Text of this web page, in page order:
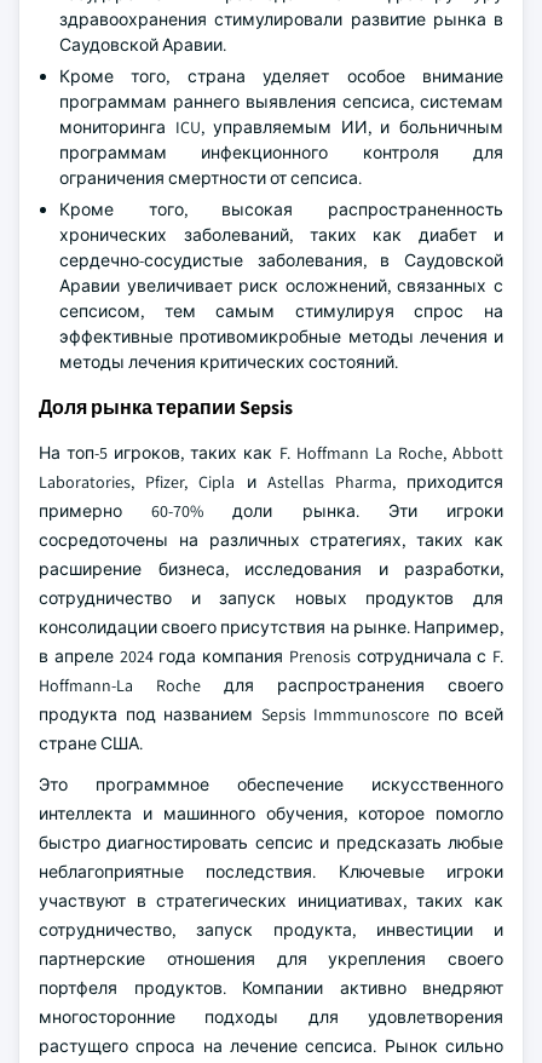
здравоохранения стимулировали развитие рынка в
Саудовской Аравии.
Кроме того, страна уделяет особое внимание
программам раннего выявления сепсиса, системам
мониторинга ICU, управляемым ИИ, и больничным
программам инфекционного контроля для
ограничения смертности от сепсиса.
Кроме того, высокая распространенность
хронических заболеваний, таких как диабет и
сердечно-сосудистые заболевания, в Саудовской
Аравии увеличивает риск осложнений, связанных с
сепсисом, тем самым стимулируя спрос на
эффективные противомикробные методы лечения и
методы лечения критических состояний.
Доля рынка терапии Sepsis
На топ-5 игроков, таких как F. Hoffmann La Roche, Abbott
Laboratories, Pfizer, Cipla и Astellas Pharma, приходится
примерно 60-70% доли рынка. Эти игроки
сосредоточены на различных стратегиях, таких как
расширение бизнеса, исследования и разработки,
сотрудничество и запуск новых продуктов для
консолидации своего присутствия на рынке. Например,
в апреле 2024 года компания Prenosis сотрудничала с F.
Hoffmann-La Roche для распространения своего
продукта под названием Sepsis Immmunoscore по всей
стране США.
Это программное обеспечение искусственного
интеллекта и машинного обучения, которое помогло
быстро диагностировать сепсис и предсказать любые
неблагоприятные последствия. Ключевые игроки
участвуют в стратегических инициативах, таких как
сотрудничество, запуск продукта, инвестиции и
партнерские отношения для укрепления своего
портфеля продуктов. Компании активно внедряют
многосторонние подходы для удовлетворения
растущего спроса на лечение сепсиса. Рынок сильно